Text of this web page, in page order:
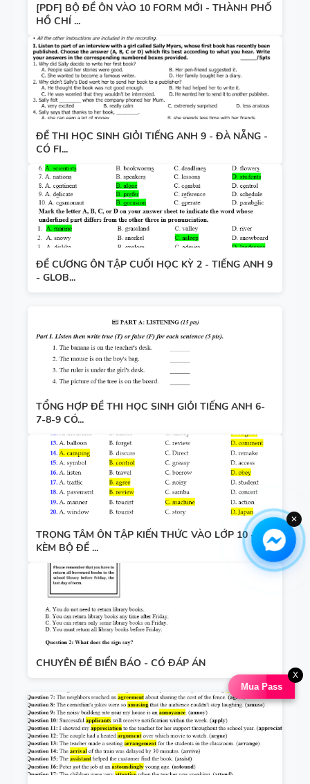
[PDF] BỘ ĐỀ ÔN VÀO 10 FORM MỚI - THÀNH PHỐ
HỒ CHÍ ...
ĐỀ THI HỌC SINH GIỎI TIẾNG ANH 9 - ĐÀ NẴNG -
CÓ FI...
ĐỀ CƯƠNG ÔN TẬP CUỐI HỌC KỲ 2 - TIẾNG ANH 9
- GLOB...
TỔNG HỢP ĐỀ THI HỌC SINH GIỎI TIẾNG ANH 6-
7-8-9 CÓ...
TRỌNG TÂM ÔN TẬP KIẾN THỨC VÀO LỚP 10 -
KÈM BỘ ĐỀ ...
CHUYÊN ĐỀ BIỂN BÁO - CÓ ĐÁP ÁN
Mua Pass
X
✕